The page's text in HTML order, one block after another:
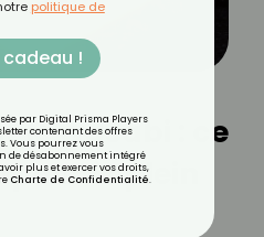
le wasabi : ce
plein
politique de
!
par Digital Prisma Players
contenant des offres
Vous pourrez vous
de désabonnement intégré
plus et exercer vos droits,
Charte de Confidentialité.